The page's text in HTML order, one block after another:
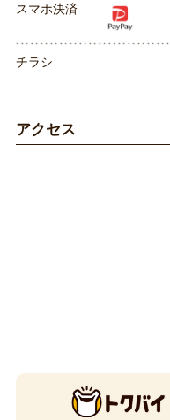
スマホ決済
チラシ
アクセス